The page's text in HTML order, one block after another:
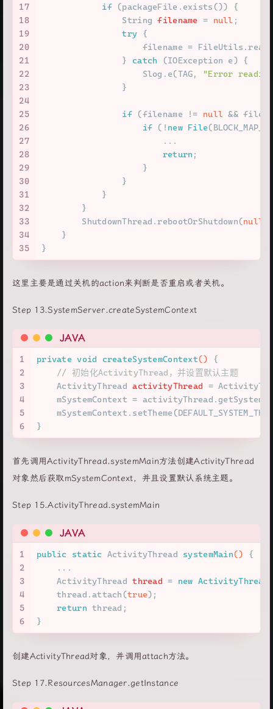
17
18
19
20
21
22
23
24
25
26
27
28
29
30
31
32
33
34
35
if (packageFile.exists()) {
String filename = null ;
try {
filename =
                }
catch (IOException e) {
                    Slog.e(TAG,
"Error
                }
if (filename != null &&
if (! new File
                        ...
return ;
                    }
                }
            }
        }
        ShutdownThread.rebootOrShutdown(
null
    }
}
这里主要是通过关机的action来判断是否重启或者关机。
Step 13.SystemServer.createSystemContext
JAVA
1
2
3
4
5
6
private void createSystemContext() {
// 初始化ActivityThread，并设置默认主题
ActivityThread activityThread =
mSystemContext =
}
首先调用ActivityThread.systemMain方法创建ActivityThread
对象然后获取mSystemContext，并且设置默认系统主题。
Step 15.ActivityThread.systemMain
JAVA
1
2
3
4
5
6
public static ActivityThread systemMain() {
    ...
ActivityThread thread = new ActivityThread
    thread.attach(
true);
return thread;
}
创建ActivityThread对象，并调用attach方法。
Step 17.ResourcesManager.getInstance